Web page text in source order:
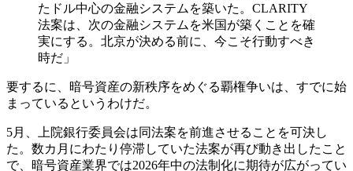
たドル中心の金融システムを築いた。CLARITY
法案は、次の金融システムを米国が築くことを確
実にする。北京が決める前に、今こそ行動すべき
時だ」
要するに、暗号資産の新秩序をめぐる覇権争いは、すでに始
まっているというわけだ。
5月、上院銀行委員会は同法案を前進させることを可決し
た。数カ月にわたり停滞していた法案が再び動き出したこと
で、暗号資産業界では2026年中の法制化に期待が広がってい